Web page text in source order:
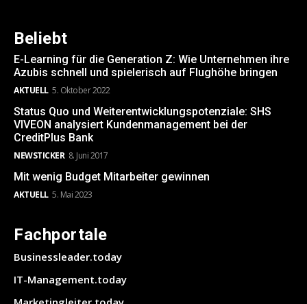
Beliebt
E-Learning für die Generation Z: Wie Unternehmen ihre
Azubis schnell und spielerisch auf Flughöhe bringen
AKTUELL 5. Oktober 2022
Status Quo und Weiterentwicklungspotenziale: SHS
VIVEON analysiert Kundenmanagement bei der
CreditPlus Bank
NEWSTICKER 8. Juni 2017
Mit wenig Budget Mitarbeiter gewinnen
AKTUELL 5. Mai 2023
Fachportale
Businessleader.today
IT-Management.today